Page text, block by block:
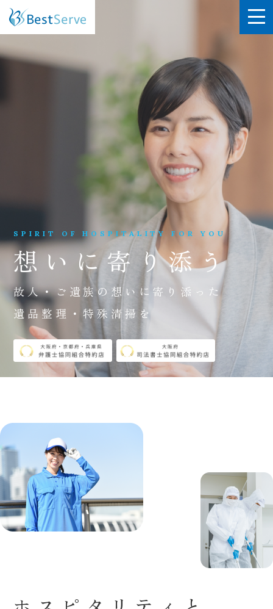
SPIRIT OF HOSPITALITY FOR YOU
想いに寄り添う
故人・ご遺族の想いに寄り添った
遺品整理・特殊清掃を